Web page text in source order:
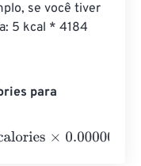
se você tiver
5 kcal * 4184
para
×